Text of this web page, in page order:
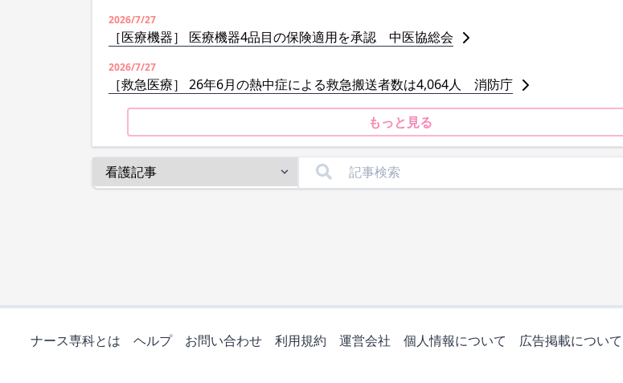
2026/7/27
［医療機器］ 医療機器4品目の保険適用を承認 中医協総会
2026/7/27
［救急医療］ 26年6月の熱中症による救急搬送者数は4,064人 消防庁
もっと見る
ナース専科とは ヘルプ お問い合わせ 利用規約 運営会社 個人情報について 広告掲載について